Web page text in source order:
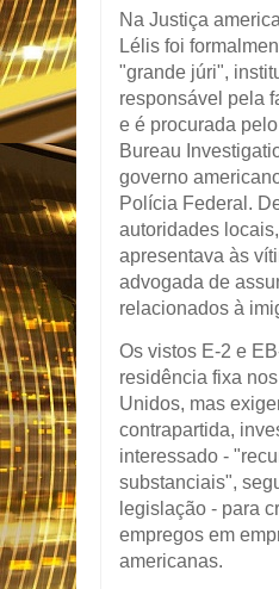
Na Justiça
Lélis foi
"grande júri",
responsável pela
e é procurada
Bureau
governo
Polícia Federal.
autoridades
apresentava às
advogada de
relacionados à
Os vistos E-2 e
residência fixa
Unidos, mas
contrapartida,
interessado -
substanciais",
legislação - para
empregos em
americanas.